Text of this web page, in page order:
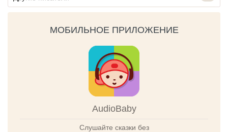
МОБИЛЬНОЕ ПРИЛОЖЕНИЕ
AudioBaby
Слушайте сказки без